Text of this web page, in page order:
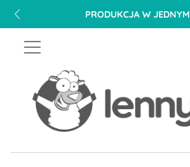
PRODUKCJA W